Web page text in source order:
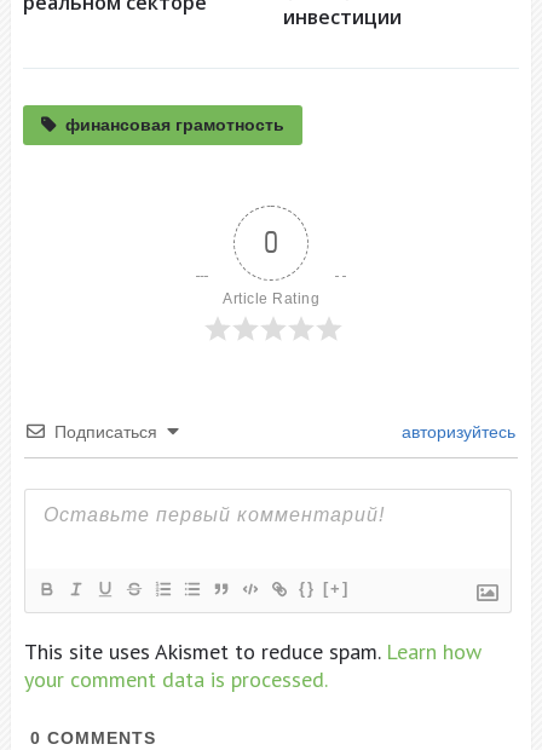
инвестиции
финансовая грамотность
0
Article Rating
Подписаться авторизуйтесь
{} [+]
This site uses Akismet to reduce spam. Learn how
your comment data is processed.
0 COMMENTS